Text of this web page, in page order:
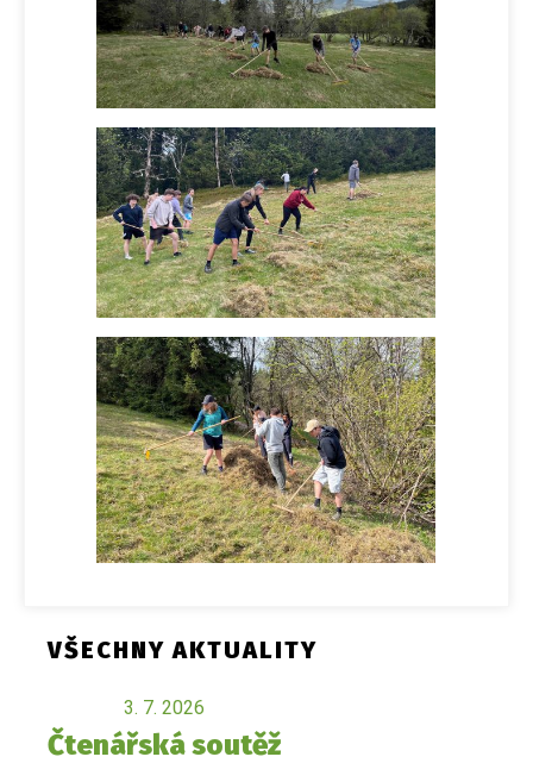
VŠECHNY AKTUALITY
3. 7. 2026
Čtenářská soutěž